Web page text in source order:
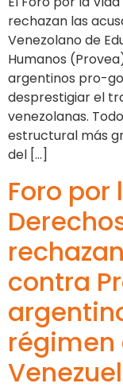
rechazan las
Venezolano de
Humanos
argentinos pro-
desprestigiar el
venezolanas.
estructural más
del […]
Foro por
contra